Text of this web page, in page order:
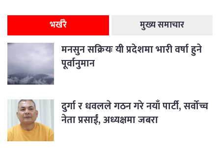
भर्खरै मुख्य समाचार
मनसुन सक्रियः यी प्रदेशमा भारी वर्षा हुने
पूर्वानुमान
दुर्गा र धवलले गठन गरे नयाँ पार्टी, सर्वोच्च
नेता प्रसाईं, अध्यक्षमा जबरा